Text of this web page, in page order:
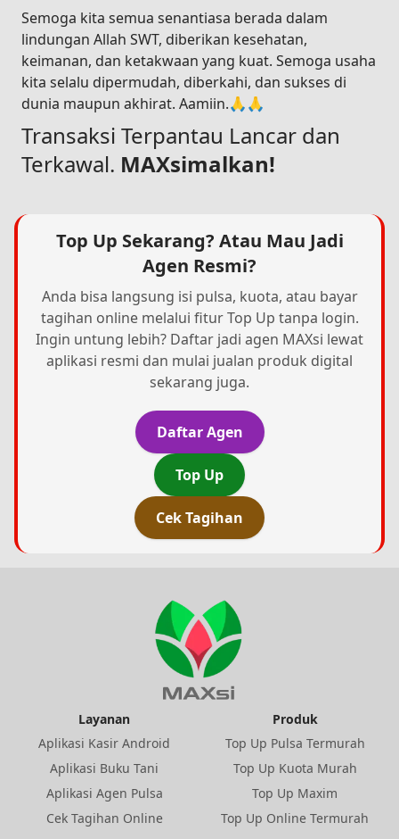
Semoga kita semua senantiasa berada dalam
lindungan Allah SWT, diberikan kesehatan,
keimanan, dan ketakwaan yang kuat. Semoga usaha
kita selalu dipermudah, diberkahi, dan sukses di
dunia maupun akhirat. Aamiin.🙏🙏
Transaksi Terpantau Lancar dan
Terkawal. MAXsimalkan!
Top Up Sekarang? Atau Mau Jadi
Agen Resmi?
Anda bisa langsung isi pulsa, kuota, atau bayar
tagihan online melalui fitur Top Up tanpa login.
Ingin untung lebih? Daftar jadi agen MAXsi lewat
aplikasi resmi dan mulai jualan produk digital
sekarang juga.
Daftar Agen
Top Up
Cek Tagihan
Layanan
Aplikasi Kasir Android
Aplikasi Buku Tani
Aplikasi Agen Pulsa
Cek Tagihan Online
Produk
Top Up Pulsa Termurah
Top Up Kuota Murah
Top Up Maxim
Top Up Online Termurah